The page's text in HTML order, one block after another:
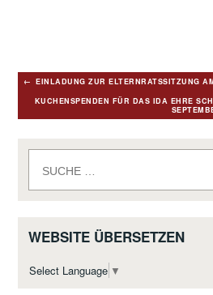
EINLADUNG ZUR ELTERNRATSSITZUNG
KUCHENSPENDEN FÜR DAS IDA EHRE
nach:
WEBSITE ÜBERSETZEN
Select Language ▼